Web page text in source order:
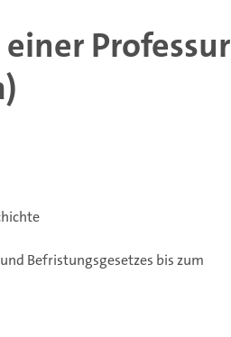
Professur
Befristungsgesetzes bis zum